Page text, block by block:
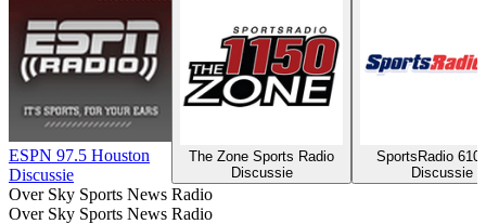
ESPN 97.5 Houston
Discussie
The Zone Sports Radio
Discussie
SportsRadio 610
Discussie
Over Sky Sports News Radio
Over Sky Sports News Radio